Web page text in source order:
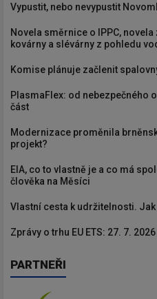
Vypustit, nebo nevypustit
Novela směrnice o IPPC, novela
kovárny a slévárny z pohledu
Komise plánuje začlenit
PlasmaFlex: od nebezpečného
část
Modernizace proměnila
projekt?
EIA, co to vlastně je a co má
člověka na Měsíci
Vlastní cesta k udržitelnosti.
Zprávy o trhu EU ETS: 27. 7. 2026
PARTNEŘI